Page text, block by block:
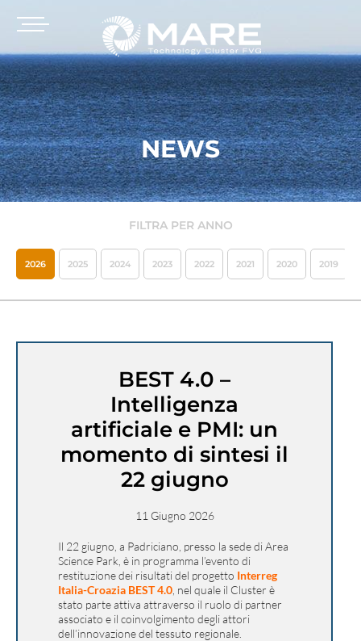
NEWS
FILTRA PER ANNO
2026 2025 2024 2023 2022 2021 2020 2019
BEST 4.0 –
Intelligenza
artificiale e PMI: un
momento di sintesi il
22 giugno
11 Giugno 2026
Il 22 giugno, a Padriciano, presso la sede di Area
Science Park, è in programma l’evento di
restituzione dei risultati del progetto Interreg
Italia-Croazia BEST 4.0 , nel quale il Cluster è
stato parte attiva attraverso il ruolo di partner
associato e il coinvolgimento degli attori
dell’innovazione del tessuto regionale.